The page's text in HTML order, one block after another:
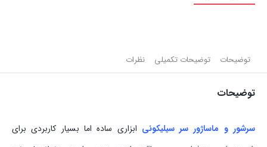
توضیحات توضیحات تکمیلی نظرات
توضیحات
سرشور و ماساژور سر سیلیکونی ابزاری ساده اما بسیار کاربردی برای